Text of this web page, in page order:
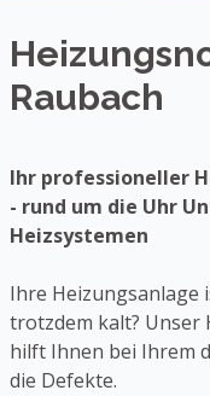
Raubach
Ihr professioneller
- rund um die Uhr
Heizsystemen
Ihre Heizungsanlage
trotzdem kalt? Unser
hilft Ihnen bei Ihrem
die Defekte.